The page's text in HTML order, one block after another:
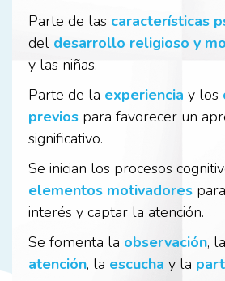
Parte de las características
del desarrollo religioso y
y las niñas.
Parte de la experiencia y los
previos para favorecer un
significativo.
Se inician los procesos
elementos motivadores
interés y captar la atención.
Se fomenta la observación, la
atención, la escucha y la